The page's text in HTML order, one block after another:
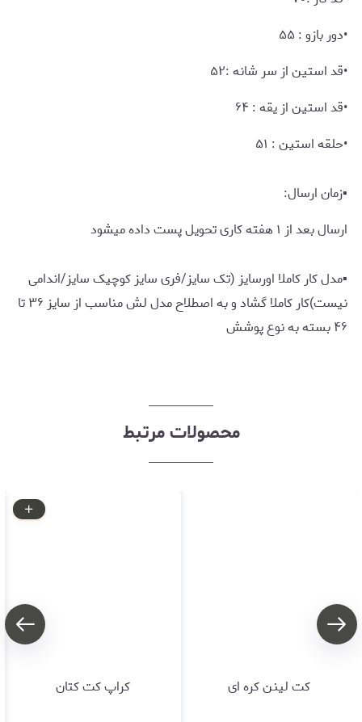
•دور بازو : ۵۵
•قد استین از سر شانه :۵۲
•قد استین از یقه : ۶۴
•حلقه استین : ۵۱
▪️زمان ارسال:
ارسال بعد از ۱ هفته کاری تحویل پست داده میشود
▪️مدل کار کاملا اورسایز (تک سایز/فری سایز کوچیک سایز/اندامی
نیست)کار کاملا گشاد و به اصطلاح مدل لش مناسب از سایز ۳۶ تا
۴۶ بسته به نوع پوشش
محصولات مرتبط
کت لینن کره ای کراپ کت کتان